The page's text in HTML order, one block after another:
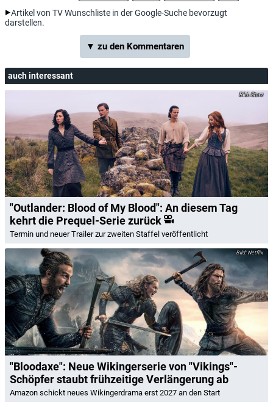
Artikel von TV Wunschliste in der Google-Suche bevorzugt
darstellen.
▼ zu den Kommentaren
auch interessant
Starz
"Outlander: Blood of My Blood": An diesem Tag
kehrt die Prequel-Serie zurück
Termin und neuer Trailer zur zweiten Staffel veröffentlicht
Netflix
"Bloodaxe": Neue Wikingerserie von "Vikings"-
Schöpfer staubt frühzeitige Verlängerung ab
Amazon schickt neues Wikingerdrama erst 2027 an den Start